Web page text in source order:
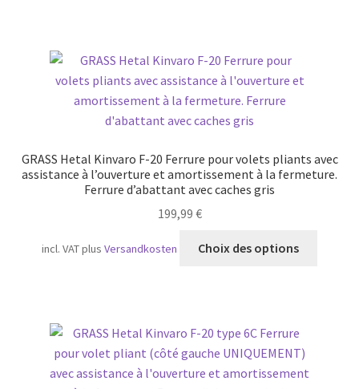
GRASS Hetal Kinvaro F-20 Ferrure pour volets pliants avec
assistance à l’ouverture et amortissement à la fermeture.
Ferrure d’abattant avec caches gris
199,99 €
incl. VATplusVersandkosten Choix des options